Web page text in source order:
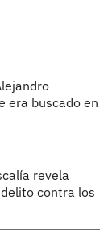
era buscado en
revela
contra los